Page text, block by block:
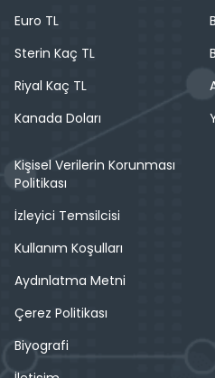
Euro TL
Sterin Kaç TL
Riyal Kaç TL
Kanada Doları
Kişisel Verilerin Korunması
Politikası
İzleyici Temsilcisi
Kullanım Koşulları
Aydınlatma Metni
Çerez Politikası
Biyografi